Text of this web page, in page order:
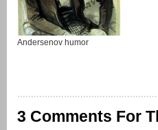
Andersenov humor
3 Comments For